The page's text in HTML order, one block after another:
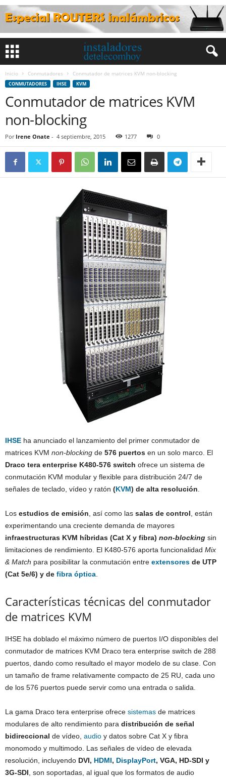
Inicio Conmutadores Conmutador de matrices KVM non-blocking
CONMUTADORES IHSE KVM
Conmutador de matrices KVM
non-blocking
Por Irene Onate - 4 septiembre, 2015 1277 0
IHSE ha anunciado el lanzamiento del primer conmutador de
matrices KVM non-blocking de 576 puertos en un solo marco. El
Draco tera enterprise K480-576 switch ofrece un sistema de
conmutación KVM modular y flexible para distribución 24/7 de
señales de teclado, vídeo y ratón (KVM) de alta resolución
Los estudios de emisión , así como las salas de control , están
experimentando una creciente demanda de mayores
infraestructuras KVM híbridas (Cat X y fibra) non-blocking sin
limitaciones de rendimiento. El K480-576 aporta funcionalidad Mix
& Match para posibilitar la conmutación entre extensores de UTP
(Cat 5e/6) y de fibra óptica
Características técnicas del conmutador
de matrices KVM
IHSE ha doblado el máximo número de puertos I/O disponibles del
conmutador de matrices KVM Draco tera enterprise switch de 288
puertos, dando como resultado el mayor modelo de su clase. Con
un tamaño de frame relativamente compacto de 25 RU, cada uno
de los 576 puertos puede servir como una entrada o salida.
La gama Draco tera enterprise ofrece sistemas de matrices
modulares de alto rendimiento para distribución de señal
bidireccional de vídeo, audio y datos sobre Cat X y fibra
monomodo y multimodo. Las señales de vídeo de elevada
resolución, incluyendo DVI, HDMI, DisplayPort, VGA, HD-SDI y
3G-SDI , son soportadas, al igual que los formatos de audio